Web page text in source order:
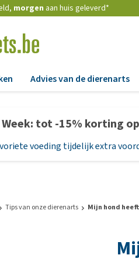
morgen aan huis geleverd*
Hondenbrokken
Natvoer
Graanvrij
Glutenvrij
Advies van de dierenarts
tot -15% korting
voeding tijdelijk extra
Tips van onze dierenarts Mijn hond